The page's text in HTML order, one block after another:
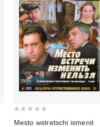
Mesto wstretschi ismenit